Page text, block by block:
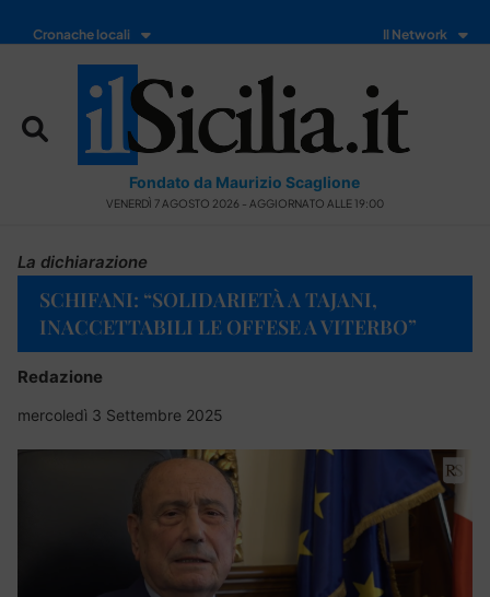
Cronache locali Il Network
Fondato da Maurizio Scaglione
VENERDÌ 7 AGOSTO 2026 - AGGIORNATO ALLE 19:00
La dichiarazione
SCHIFANI: “SOLIDARIETÀ A TAJANI,
INACCETTABILI LE OFFESE A VITERBO”
Redazione
mercoledì 3 Settembre 2025